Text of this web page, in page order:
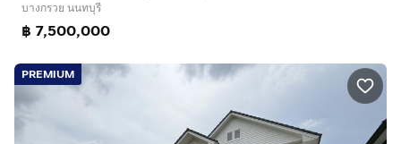
บางกรวย นนทบุรี
฿ 7,500,000
PREMIUM